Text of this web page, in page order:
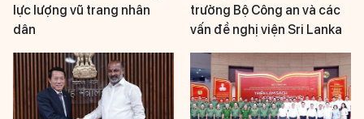
lực lượng vũ trang nhân
dân
trưởng Bộ Công an và các
vấn đề nghị viện Sri Lanka